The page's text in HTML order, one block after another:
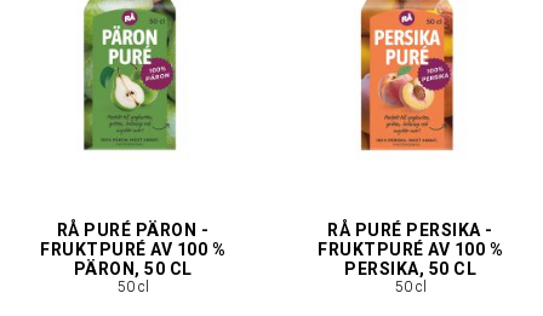
RÅ PURÉ PÄRON -
FRUKTPURÉ AV 100 %
PÄRON, 50 CL
50 cl
RÅ PURÉ PERSIKA -
FRUKTPURÉ AV 100 %
PERSIKA, 50 CL
50 cl